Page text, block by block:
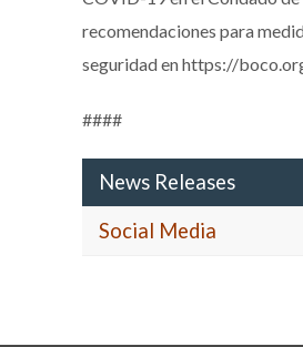
recomendaciones para
seguridad en https://
####
News Releases
Social Media